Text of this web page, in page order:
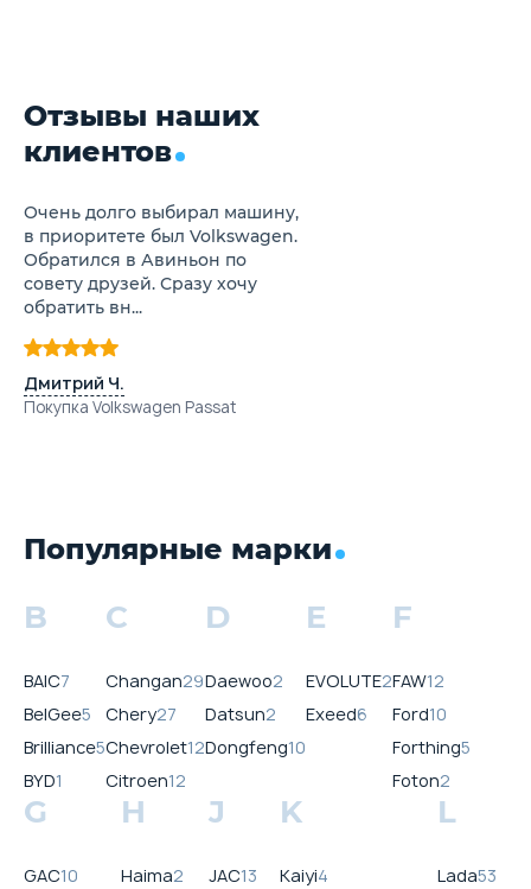
Отзывы наших
клиентов
Очень долго выбирал машину,
в приоритете был Volkswagen.
Обратился в Авиньон по
совету друзей. Сразу хочу
обратить вн...
Дмитрий Ч.
Покупка Volkswagen Passat
Популярные марки
B
BAIC7
BelGee5
Brilliance5
BYD1
C
Changan29
Chery27
Chevrolet12
Citroen12
D
Daewoo2
Datsun2
Dongfeng10
E
EVOLUTE2
Exeed6
F
FAW12
Ford10
Forthing5
Foton2
G
GAC10
H
Haima2
J
JAC13
K
Kaiyi4
L
Lada53